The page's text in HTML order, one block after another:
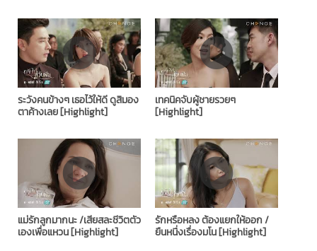
ระวังคนข้างๆ เธอไว้ให้ดี ดูสิมอง
ตาค้างเลย [Highlight]
เทคนิคจับผู้ชายรวยๆ
[Highlight]
แม่รักลูกมากนะ /เสียสละชีวิตตัว
เองเพื่อแหวน [Highlight]
รักหรือหลง ต้องแยกให้ออก /
ยืนหนึ่งเรื่องมโน [Highlight]